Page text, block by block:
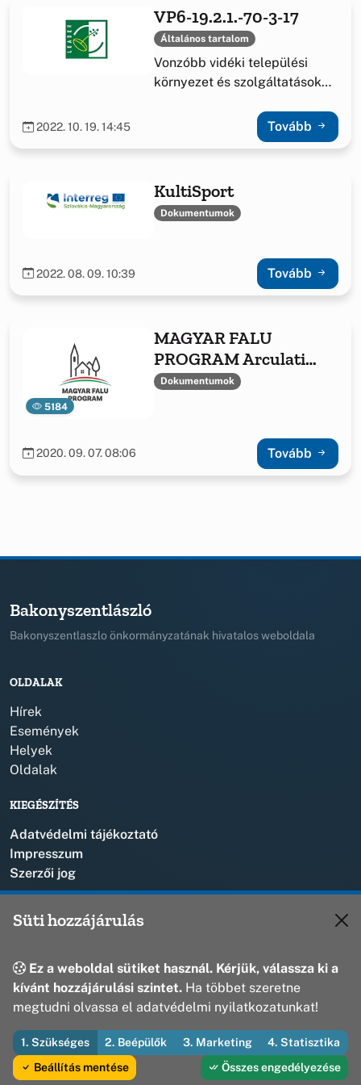
VP6-19.2.1.-70-3-17
Általános tartalom
Vonzóbb vidéki települési
környezet és szolgáltatások
2022. 10. 19. 14:45 Tovább
KultiSport
Dokumentumok
2022. 08. 09. 10:39 Tovább
5184
MAGYAR FALU
PROGRAM Arculati
Kézikönyv
Dokumentumok
2020. 09. 07. 08:06 Tovább
Bakonyszentlászló
Bakonyszentlaszlo önkormányzatának hivatalos weboldala
OLDALAK
Hírek
Események
Helyek
Oldalak
KIEGÉSZÍTÉS
Adatvédelmi tájékoztató
Impresszum
Szerzői jog
8431 Bakonyszentlászló, Vak Bottyán u. 1.
© 2026 Bakonyszentlászló Község Önkormányzata — Minden jog
fenntartva
Fejleszti és üzemelteti az Útirány
Süti hozzájárulás
Ez a weboldal sütiket használ. Kérjük, válassza ki a
kívánt hozzájárulási szintet. Ha többet szeretne
megtudni olvassa el adatvédelmi nyilatkozatunkat!
1. Szükséges 2. Beépülők 3. Marketing
4. Statisztika
Beállítás mentése
Összes engedélyezése